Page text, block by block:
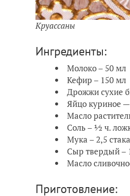
Круассаны
Ингредиенты:
Молоко – 50 мл
Кефир – 150 мл
Дрожжи сухие
Яйцо куриное
Масло
Соль – ½ ч.
Мука – 2,5
Сыр твердый –
Масло
Приготовление: